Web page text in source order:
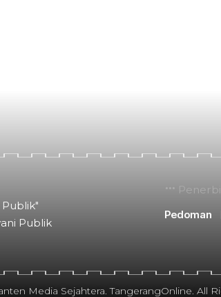
Publik
Pedoman
Media Sejahtera. TangerangOnline. All